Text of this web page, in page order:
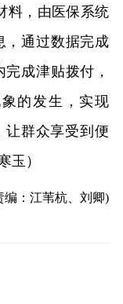
料，由医保系统
，通过数据完成
成津贴拨付，
的发生，实现
让群众享受到便
玉）
编：江苇杭、刘卿)